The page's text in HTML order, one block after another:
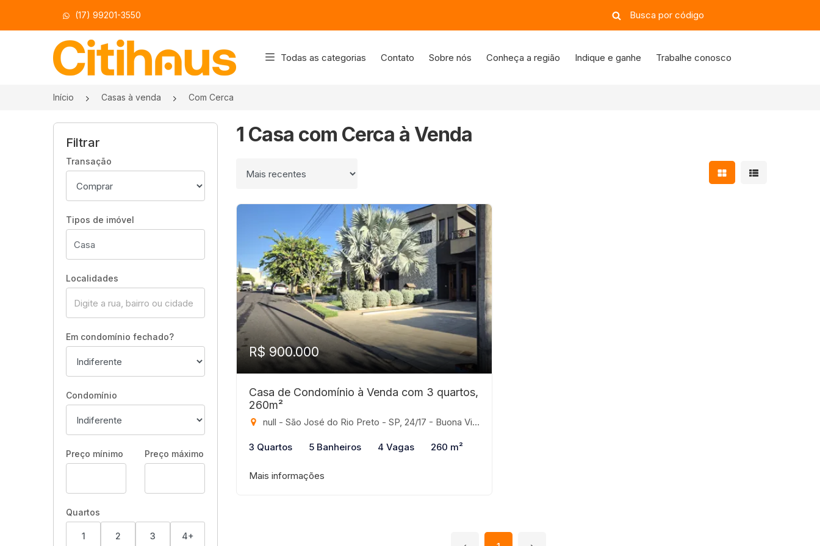
(17) 99201-3550
Página inicial
Todas as categorias Contato Sobre nós Conheça a região Indique e ganhe Trabalhe conosco
Início Casas à venda Com Cerca
Filtrar
Transação
Tipos de imóvel
Localidades
Em condomínio fechado?
Condomínio
Preço mínimo Preço máximo
Quartos
1 2 3 4+
1 Casa com Cerca à Venda
Ordenar por Mostrar resultados
Mostrar
R$ 900.000
Casa de Condomínio à Venda com 3 quartos,
260m²
null - São José do Rio Preto - SP, 24/17 - Buona Vita, São José do Rio Preto-SP
3 Quartos 5 Banheiros 4 Vagas 260 m²
Mais informações